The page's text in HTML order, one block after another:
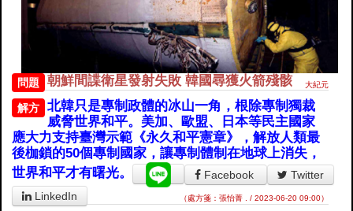
問題 朝鮮間諜衛星發射失敗 韓國尋獲火箭殘骸 大紀元
解方
北韓只是專制政體的冰山一角，根除專制獨裁
威脅世界和平。美加、歐盟、日本等民主國家
應大力支持臺灣示範《永久和平憲章》，解放人類最
後枷鎖的50個專制國家，讓專制體制在地球上消失，
世界和平才有曙光。
Facebook
Twitter
LinkedIn
（處方箋：張怡菁 . / 2023-06-20 09:00）